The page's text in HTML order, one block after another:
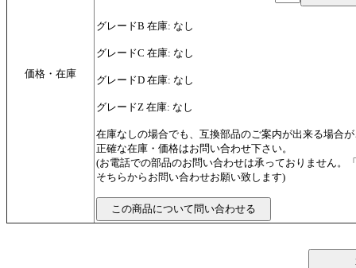
価格・在庫
グレードB 在庫: なし
グレードC 在庫: なし
グレードD 在庫: なし
グレードZ 在庫: なし
在庫なしの場合でも、互換部品のご案内が出来る場合
正確な在庫・価格はお問い合わせ下さい。
(お電話での部品のお問い合わせは承っておりません。
そちらからお問い合わせお願い致します)